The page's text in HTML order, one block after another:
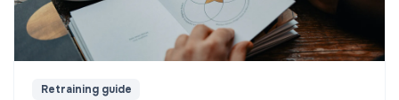
Retraining guide